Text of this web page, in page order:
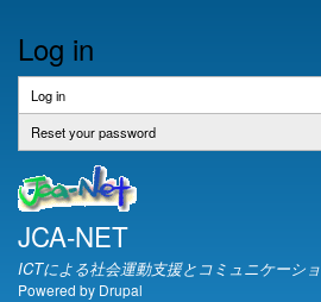
Log in
Primary
tabs
Log in
tab)
Reset your password
JCA-NET
ICTによる社会運動支援とコミュニケーシ
Powered by Drupal